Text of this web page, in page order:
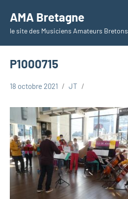
contenu
AMA Bretagne
le site des Musiciens Amateurs Bretons
P1000715
18 octobre 2021 JT